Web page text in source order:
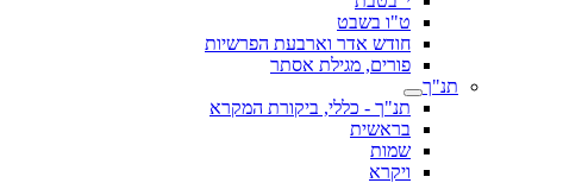
ט"ו בשבט
חודש אדר וארבעת הפרשיות
פורים, מגילת אסתר
תנ"ך
תנ"ך - כללי, ביקורת המקרא
בראשית
שמות
ויקרא